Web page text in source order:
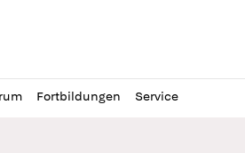
Fortbildungen Service